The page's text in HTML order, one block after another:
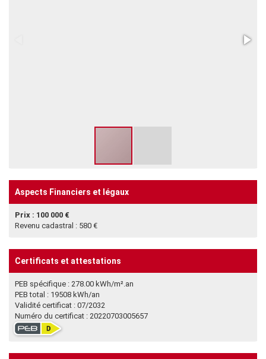
Aspects Financiers et légaux
Prix : 100 000 €
Revenu cadastral : 580 €
Certificats et attestations
PEB spécifique : 278.00 kWh/m².an
PEB total : 19508 kWh/an
Validité certificat : 07/2032
Numéro du certificat : 20220703005657